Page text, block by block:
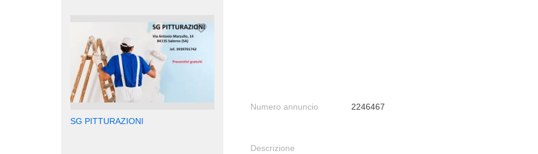
Numero annuncio 2246467
Descrizione
SG PITTURAZIONI